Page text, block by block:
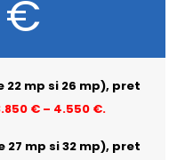
€
22 mp si 26 mp), pret
€ – 4.550 €.
27 mp si 32 mp), pret